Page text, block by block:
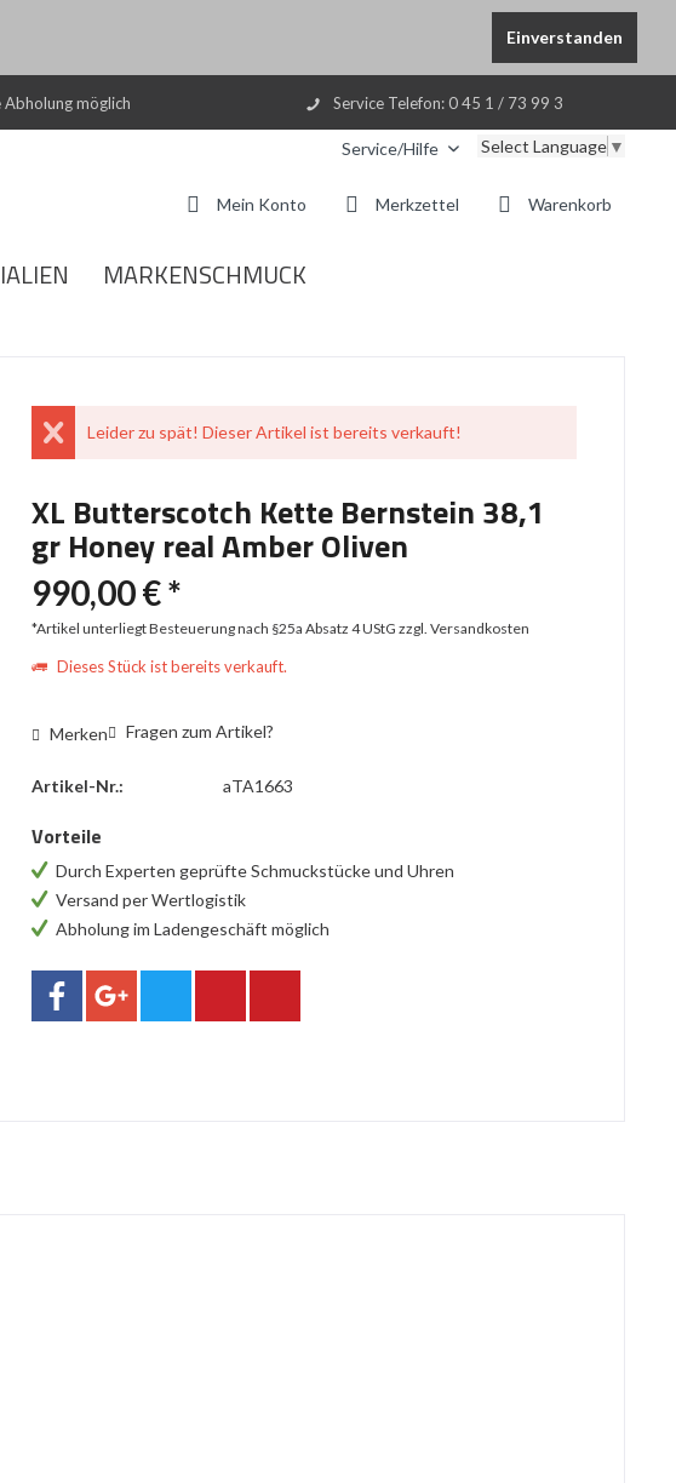
Einverstanden
Abholung möglich Service Telefon: 0 45 1 / 73 99 3
Service/Hilfe Select Language ▼
Warenkorb
Merkzettel
Mein Konto
MARKENSCHMUCK
Leider zu spät! Dieser Artikel ist bereits verkauft!
XL Butterscotch Kette Bernstein 38,1
gr Honey real Amber Oliven
990,00 € *
*Artikel unterliegt Besteuerung nach §25a Absatz 4 UStG zzgl. Versandkosten
Dieses Stück ist bereits verkauft.
Merken Fragen zum Artikel?
Artikel-Nr.: aTA1663
Vorteile
Durch Experten geprüfte Schmuckstücke und Uhren
Versand per Wertlogistik
Abholung im Ladengeschäft möglich